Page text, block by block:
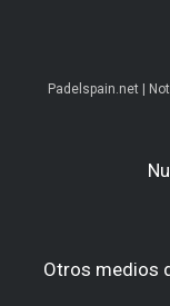
Padelspain.net |
Otros medios